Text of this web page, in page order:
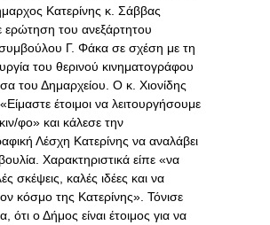
Κατερίνης κ. Σάββας
ερώτηση του ανεξάρτητου
Γ. Φάκα σε σχέση με τη
του θερινού κινηματογράφου
του Δημαρχείου. Ο κ. Χιονίδης
έτοιμοι να λειτουργήσουμε
φο» και κάλεσε την
Λέσχη Κατερίνης να αναλάβει
Χαρακτηριστικά είπε «να
σκέψεις, καλές ιδέες και να
κόσμο της Κατερίνης». Τόνισε
ότι ο Δήμος είναι έτοιμος για να